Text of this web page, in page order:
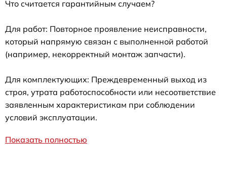
Что считается гарантийным случаем?
Для работ: Повторное проявление неисправности,
который напрямую связан с выполненной работой
(например, некорректный монтаж запчасти).
Для комплектующих: Преждевременный выход из
строя, утрата работоспособности или несоответствие
заявленным характеристикам при соблюдении
условий эксплуатации.
Показать полностью